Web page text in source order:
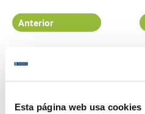
Esta página web usa cookies
Anterior